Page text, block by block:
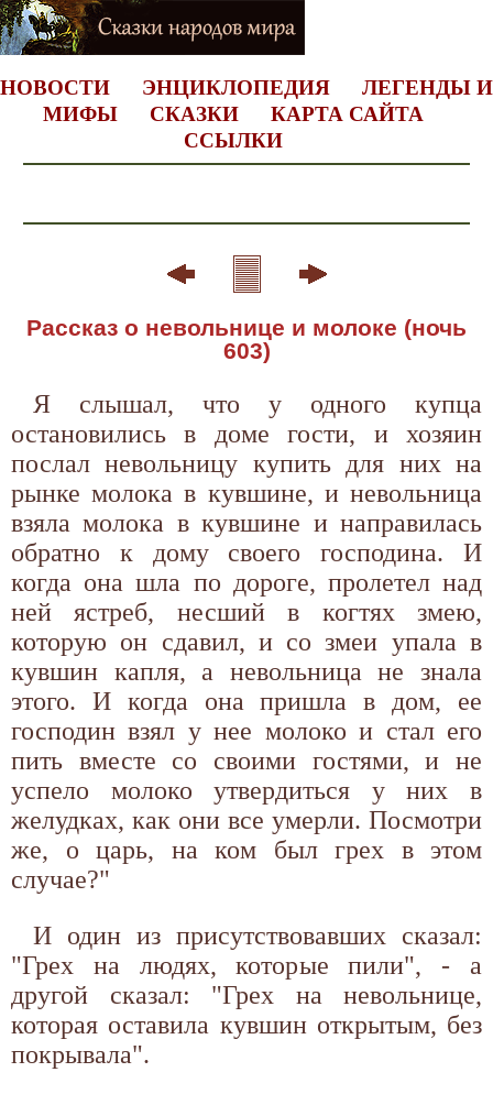
НОВОСТИ ЭНЦИКЛОПЕДИЯ
ЛЕГЕНДЫ И
МИФЫ
СКАЗКИ
КАРТА САЙТА
ССЫЛКИ
Рассказ о невольнице и молоке (ночь
603)
Я слышал, что у одного купца
остановились в доме гости, и хозяин
послал невольницу купить для них на
рынке молока в кувшине, и невольница
взяла молока в кувшине и направилась
обратно к дому своего господина. И
когда она шла по дороге, пролетел над
ней ястреб, несший в когтях змею,
которую он сдавил, и со змеи упала в
кувшин капля, а невольница не знала
этого. И когда она пришла в дом, ее
господин взял у нее молоко и стал его
пить вместе со своими гостями, и не
успело молоко утвердиться у них в
желудках, как они все умерли. Посмотри
же, о царь, на ком был грех в этом
случае?"
И один из присутствовавших сказал:
"Грех на людях, которые пили", - а
другой сказал: "Грех на невольнице,
которая оставила кувшин открытым, без
покрывала".